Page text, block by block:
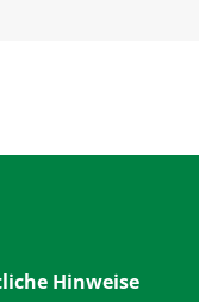
Hinweise